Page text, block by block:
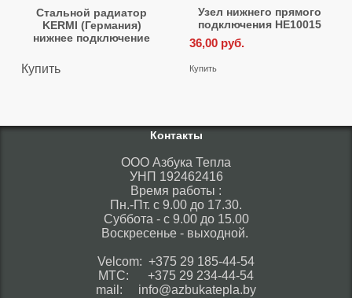
Стальной радиатор
KERMI (Германия)
нижнее подключение
Купить
Узел нижнего прямого
подключения HE10015
36,00 руб.
Купить
Контакты
ООО Азбука Тепла
УНП 192462416
Время работы :
Пн.-Пт. с 9.00 до 17.30.
Суббота - с 9.00 до 15.00
Воскресенье - выходной.
Velcom: +375 29 185-44-54
МТС: +375 29 234-44-54
mail: info@azbukatepla.by